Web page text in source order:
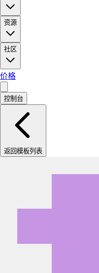
资源
社区
价格
控制台
返回模板列表